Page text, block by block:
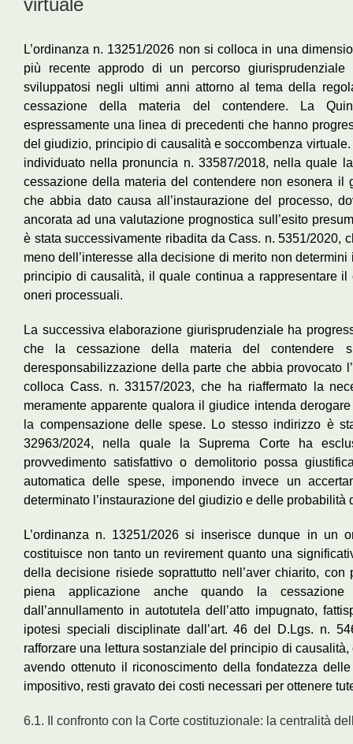
virtuale
L’ordinanza n. 13251/2026 non si colloca in una
più recente approdo di un percorso giurisprudenziale
sviluppatosi negli ultimi anni attorno al tema della
cessazione della materia del contendere. La
espressamente una linea di precedenti che hanno
del giudizio, principio di causalità e soccombenza
individuato nella pronuncia n. 33587/2018, nella quale
cessazione della materia del contendere non esonera
che abbia dato causa all’instaurazione del processo,
ancorata ad una valutazione prognostica sull’esito
è stata successivamente ribadita da Cass. n. 5351/2020,
meno dell’interesse alla decisione di merito non
principio di causalità, il quale continua a rappresentare
oneri processuali.
La successiva elaborazione giurisprudenziale ha
che la cessazione della materia del contendere
deresponsabilizzazione della parte che abbia provocato
colloca Cass. n. 33157/2023, che ha riaffermato la
meramente apparente qualora il giudice intenda
la compensazione delle spese. Lo stesso indirizzo è
32963/2024, nella quale la Suprema Corte ha
provvedimento satisfattivo o demolitorio possa
automatica delle spese, imponendo invece un
determinato l’instaurazione del giudizio e delle
L’ordinanza n. 13251/2026 si inserisce dunque in un
costituisce non tanto un revirement quanto una
della decisione risiede soprattutto nell’aver chiarito,
piena applicazione anche quando la
dall’annullamento in autotutela dell’atto impugnato,
ipotesi speciali disciplinate dall’art. 46 del D.Lgs. n.
rafforzare una lettura sostanziale del principio di
avendo ottenuto il riconoscimento della fondatezza
impositivo, resti gravato dei costi necessari per ottenere
6.1. Il confronto con la Corte costituzionale: la centralità